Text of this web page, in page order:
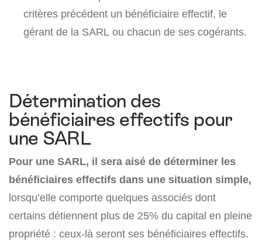
critères précédent un bénéficiaire effectif, le
gérant de la SARL ou chacun de ses cogérants.
Détermination des
bénéficiaires effectifs pour
une SARL
Pour une SARL, il sera aisé de déterminer les
bénéficiaires effectifs dans une situation simple,
lorsqu’elle comporte quelques associés dont
certains détiennent plus de 25% du capital en pleine
propriété : ceux-là seront ses bénéficiaires effectifs.